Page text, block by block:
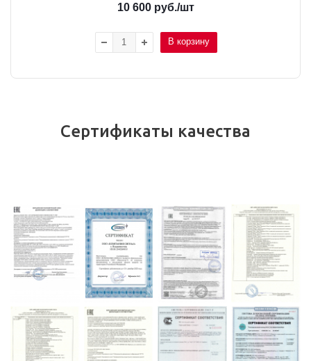
10 600 руб./шт
В корзину
Сертификаты качества